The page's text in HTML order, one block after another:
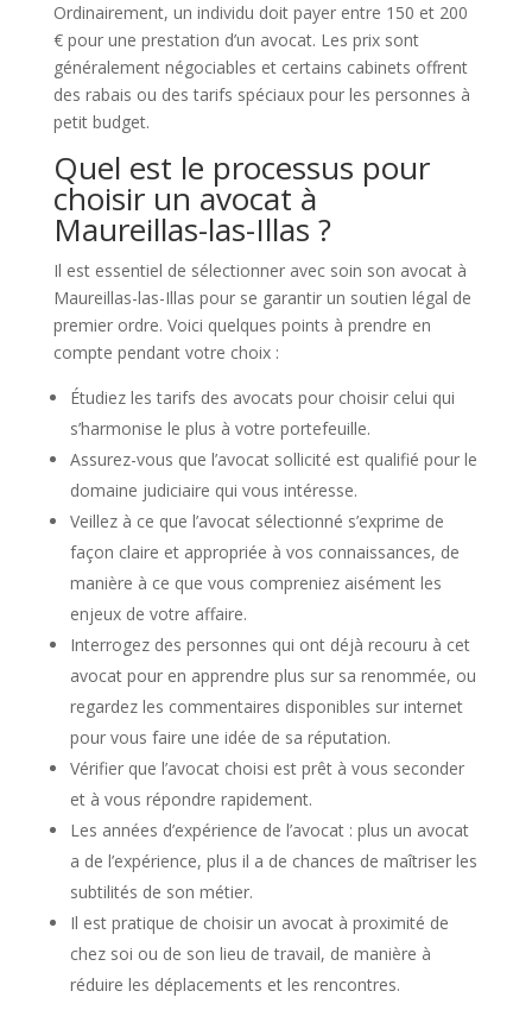
Ordinairement, un individu doit payer entre 150 et 200
€ pour une prestation d’un avocat. Les prix sont
généralement négociables et certains cabinets offrent
des rabais ou des tarifs spéciaux pour les personnes à
petit budget.
Quel est le processus pour
choisir un avocat à
Maureillas-las-Illas ?
Il est essentiel de sélectionner avec soin son avocat à
Maureillas-las-Illas pour se garantir un soutien légal de
premier ordre. Voici quelques points à prendre en
compte pendant votre choix :
Étudiez les tarifs des avocats pour choisir celui qui
s’harmonise le plus à votre portefeuille.
Assurez-vous que l’avocat sollicité est qualifié pour le
domaine judiciaire qui vous intéresse.
Veillez à ce que l’avocat sélectionné s’exprime de
façon claire et appropriée à vos connaissances, de
manière à ce que vous compreniez aisément les
enjeux de votre affaire.
Interrogez des personnes qui ont déjà recouru à cet
avocat pour en apprendre plus sur sa renommée, ou
regardez les commentaires disponibles sur internet
pour vous faire une idée de sa réputation.
Vérifier que l’avocat choisi est prêt à vous seconder
et à vous répondre rapidement.
Les années d’expérience de l’avocat : plus un avocat
a de l’expérience, plus il a de chances de maîtriser les
subtilités de son métier.
Il est pratique de choisir un avocat à proximité de
chez soi ou de son lieu de travail, de manière à
réduire les déplacements et les rencontres.